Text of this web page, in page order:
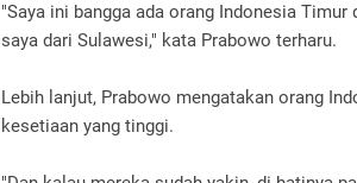
"Saya ini bangga ada orang Indonesia
saya dari Sulawesi," kata Prabowo terharu.
Lebih lanjut, Prabowo mengatakan orang
kesetiaan yang tinggi.